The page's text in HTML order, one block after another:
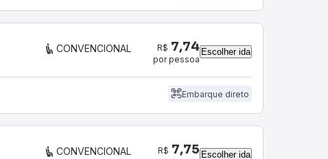
CONVENCIONAL R$ 7,74
por pessoa
Escolher ida
Embarque direto
CONVENCIONAL R$ 7,75 Escolher ida